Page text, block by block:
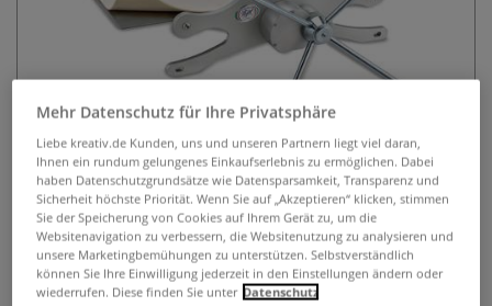
RGM® Druckpresse 5070-AL-1:3
Mehr Datenschutz für Ihre Privatsphäre
Liebe kreativ.de Kunden, uns und unseren Partnern liegt viel daran,
Ihnen ein rundum gelungenes Einkaufserlebnis zu ermöglichen. Dabei
haben Datenschutzgrundsätze wie Datensparsamkeit, Transparenz und
Sicherheit höchste Priorität. Wenn Sie auf „Akzeptieren“ klicken, stimmen
Sie der Speicherung von Cookies auf Ihrem Gerät zu, um die
Websitenavigation zu verbessern, die Websitenutzung zu analysieren und
unsere Marketingbemühungen zu unterstützen. Selbstverständlich
können Sie Ihre Einwilligung jederzeit in den Einstellungen ändern oder
wiederrufen. Diese finden Sie unter Datenschutz